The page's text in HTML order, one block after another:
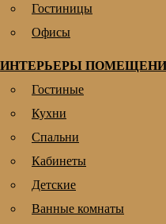
Гостиницы
Офисы
ИНТЕРЬЕРЫ
Гостиные
Кухни
Спальни
Кабинеты
Детские
Ванные комнаты